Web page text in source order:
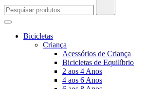
por:
Bicicletas
Criança
Acessórios de Criança
Bicicletas de Equilíbrio
2 aos 4 Anos
4 aos 6 Anos